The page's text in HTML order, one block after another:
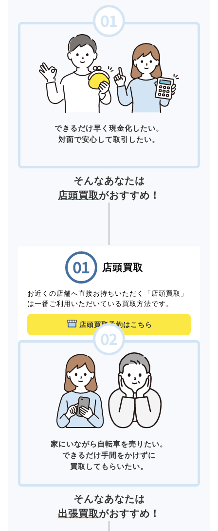
できるだけ早く現金化したい。
対面で安心して取引したい。
そんなあなたは
店頭買取がおすすめ！
店頭買取
お近くの店舗へ直接お持ちいただく「店頭買取」
は一番ご利用いただいている買取方法です。
店頭買取予約はこちら
家にいながら自転車を売りたい。
できるだけ手間をかけずに
買取してもらいたい。
そんなあなたは
出張買取がおすすめ！